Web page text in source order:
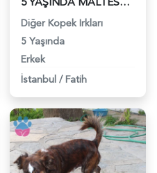
Diğer Kopek Irkları
5 Yaşında
Erkek
İstanbul / Fatih